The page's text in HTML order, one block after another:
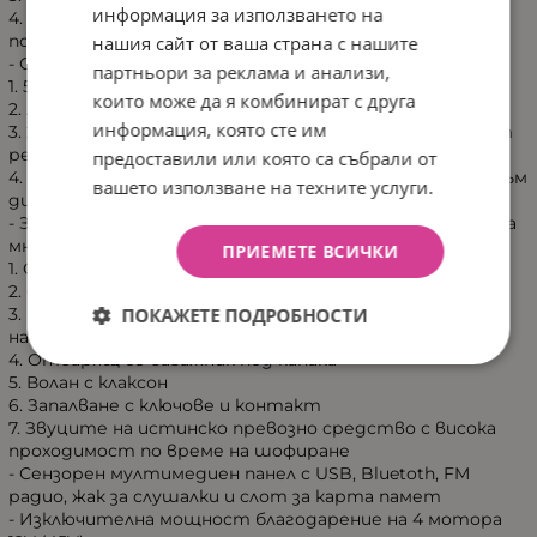
4. Така нареченият бавен старт - колата ускорява
постепенно
- Сигурност:
1. 5 точкови предпазни колани
2. Автоматична спирачка
3. 2 режима на скорост на шофиране в зависимост от
режима на шофиране (4x2 и 4x4)
4. Превключване на режима на управление от ръчно към
дистанционно
- Забавление за вашето мъниче - Jeep Rubicоn предлага
много изненади:
1. Отваряща се врата
2. Сгъваеми огледала
3. LED светлини: предни и допълнителни на
напречната греда
4. Отварящ се багажник под капака
5. Волан с клаксон
6. Запалване с ключове и контакт
7. Звуците на истинско превозно средство с висока
проходимост по време на шофиране
- Сензорен мултимедиен панел с USB, Bluetoth, FM
радио, жак за слушалки и слот за карта памет
- Изключителна мощност благодарение на 4 мотора
информация за използването на
нашия сайт от ваша страна с нашите
партньори за реклама и анализи,
които може да я комбинират с друга
информация, която сте им
предоставили или която са събрали от
вашето използване на техните услуги.
ПРИЕМЕТЕ ВСИЧКИ
ПОКАЖЕТЕ ПОДРОБНОСТИ